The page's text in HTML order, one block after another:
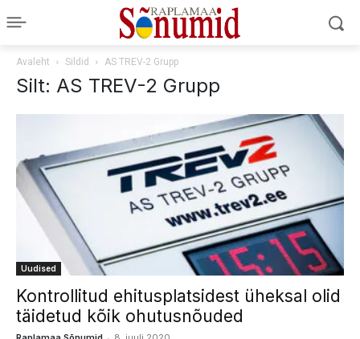
Avaleht Sildid AS TREV-2 Grupp
Silt: AS TREV-2 Grupp
Uudised
Kontrollitud ehitusplatsidest üheksal olid
täidetud kõik ohutusnõuded